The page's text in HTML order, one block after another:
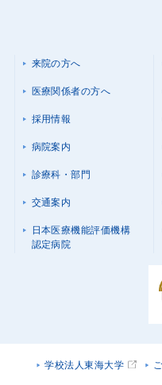
来院の方へ
医療関係者の方へ
採用情報
病院案内
診療科・部門
交通案内
日本医療機能評価機構
認定病院
学校法人東海大学